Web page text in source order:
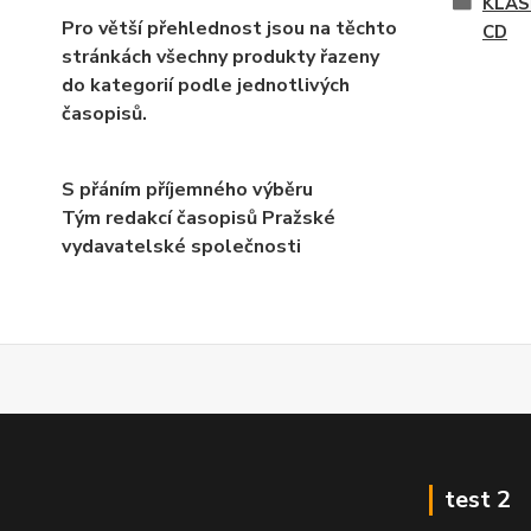
Pro větší přehlednost jsou na těchto
stránkách všechny produkty řazeny
do kategorií podle jednotlivých
časopisů.
S přáním příjemného výběru
Tým redakcí časopisů Pražské
vydavatelské společnosti
CD
test 2